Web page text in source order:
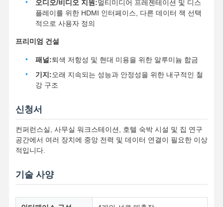
오디오/비디오 지원:멀티미디어 프레젠테이션 및 디스
플레이를 위한 HDMI 인터페이스, 다른 데이터 잭 선택
적으로 사용자 정의
프리미엄 건설
패널:퇴색 저항성 및 현대 미용을 위한 알루미늄 합금
기지:오래 지속되는 성능과 안정성을 위한 내구적인 철
강 구조
신청서
컨퍼런스실, 사무실 워크스테이션, 호텔 숙박 시설 및 집 연구
공간에서 여러 장치에 중앙 전력 및 데이터 연결이 필요한 이상
적입니다.
기술 사양